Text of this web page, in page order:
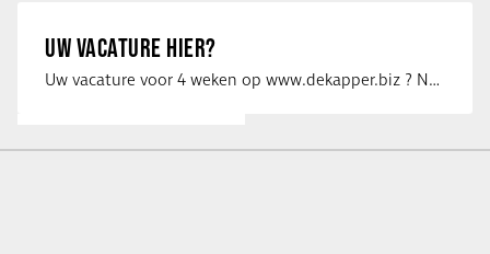
UW VACATURE HIER?
Uw vacature voor 4 weken op www.dekapper.biz ? Neem dan contact op met Maaike …